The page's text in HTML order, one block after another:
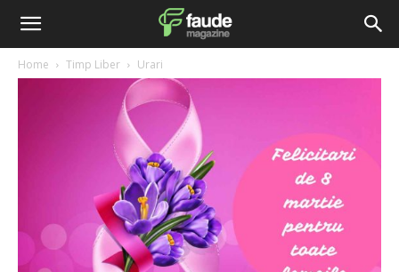
Home Timp Liber Urari